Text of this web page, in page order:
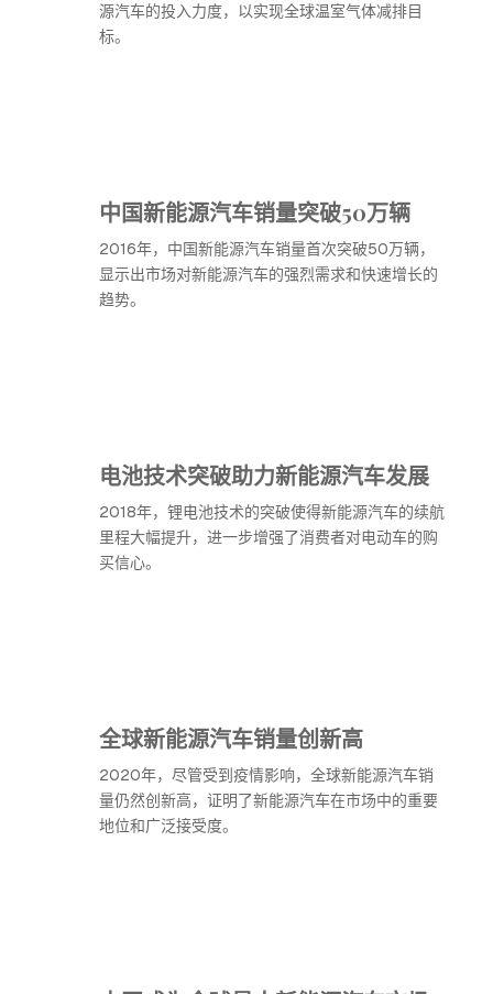
源汽车的投入力度，以实现全球温室气体减排目
标。
中国新能源汽车销量突破50万辆
2016年，中国新能源汽车销量首次突破50万辆，
显示出市场对新能源汽车的强烈需求和快速增长的
趋势。
电池技术突破助力新能源汽车发展
2018年，锂电池技术的突破使得新能源汽车的续航
里程大幅提升，进一步增强了消费者对电动车的购
买信心。
全球新能源汽车销量创新高
2020年，尽管受到疫情影响，全球新能源汽车销
量仍然创新高，证明了新能源汽车在市场中的重要
地位和广泛接受度。